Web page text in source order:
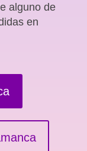
alguno de
en